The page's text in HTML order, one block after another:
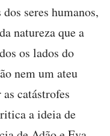
seres humanos,
natureza que a
os lados do
nem um ateu
catástrofes
a ideia de